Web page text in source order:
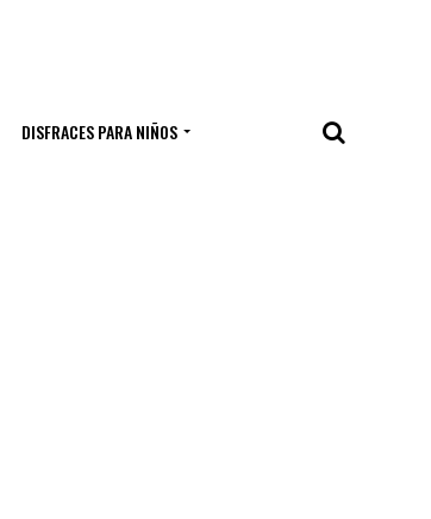
DISFRACES PARA NIÑOS